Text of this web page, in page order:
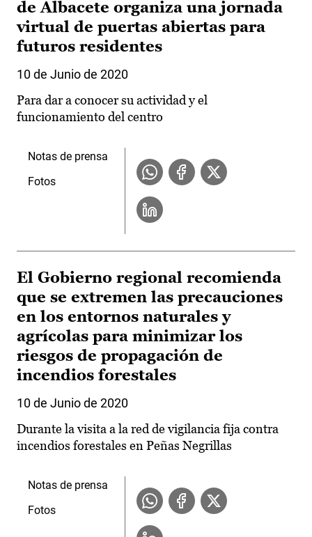
de Albacete organiza una jornada
virtual de puertas abiertas para
futuros residentes
10 de Junio de 2020
Para dar a conocer su actividad y el
funcionamiento del centro
Notas de prensa
Fotos
El Gobierno regional recomienda
que se extremen las precauciones
en los entornos naturales y
agrícolas para minimizar los
riesgos de propagación de
incendios forestales
10 de Junio de 2020
Durante la visita a la red de vigilancia fija contra
incendios forestales en Peñas Negrillas
Notas de prensa
Fotos